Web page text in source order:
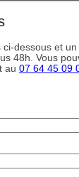
dessous et
48h. Vous
au 07 64 45 09